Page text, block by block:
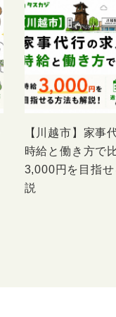
【川越市】家事
時給と働き方で
3,000円を目指
説